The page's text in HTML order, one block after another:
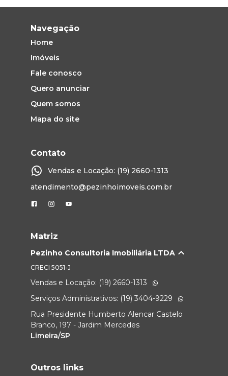
Navegação
Home
Imóveis
Fale conosco
Quero anunciar
Quem somos
Mapa do site
Contato
Vendas e Locação: (19) 2660-1313
atendimento@pezinhoimoveis.com.br
Matriz
Pezinho Consultoria Imobiliária LTDA
CRECI 5051-J
Vendas e Locação: (19) 2660-1313
Serviços Administrativos: (19) 3404-9229
Rua Presidente Humberto Alencar Castelo
Branco, 197 - Jardim Mercedes
Limeira/SP
Outros links